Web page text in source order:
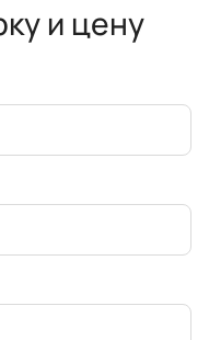
и цену